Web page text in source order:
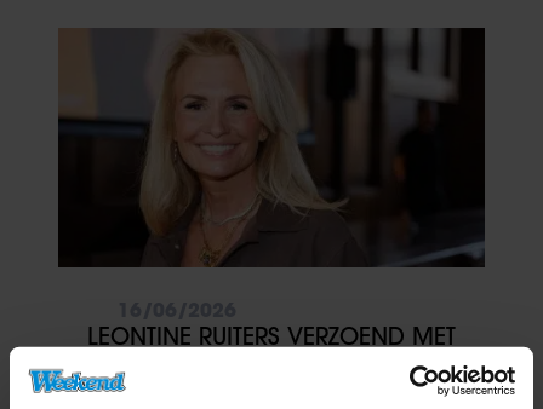
LEONTINE RUITERS VERZOEND MET
EX: ‘ONGELUK MAAKT ONS
CLOSER’